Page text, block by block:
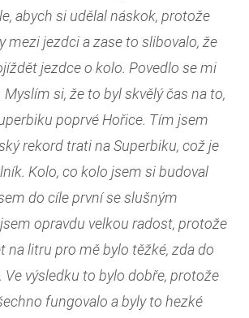
abych si udělal náskok, protože
mezi jezdci a zase to slibovalo, že
jezdce o kolo. Povedlo se mi
Myslím si, že to byl skvělý čas na to,
poprvé Hořice. Tím jsem
rekord trati na Superbiku, což je
Kolo, co kolo jsem si budoval
do cíle první se slušným
opravdu velkou radost, protože
na litru pro mě bylo těžké, zda do
výsledku to bylo dobře, protože
fungovalo a byly to hezké